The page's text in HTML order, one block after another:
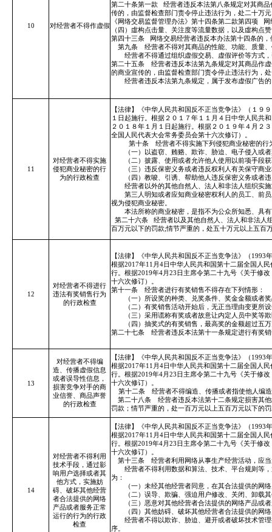
10 对经营者不得作虚假
第二十条第一款
经营者违反本法第八条规定对其商品
传的，由监督检查部门责令停止违法行为，处二十万
《网络交易监督管理办法》第十四条第二款第四项
网
（四） 虛构点击量、关注度等流量数据，以及 虛构点
第四十三条
网络交易经营者违反本办法第十四条的
第九条 经营者不得对其商品的性能、功能、质量、
经营者不得通过组织虚假交易、虚假评价等方式，
第二十五条 经营者违反本法第九条规定对其商品作
的商业宣传的，由监督检查部门责令停止违法行为，
经营者违反本法第九条规定，属于发布虚假广告的
11
对经营者不得实施
侵犯商业秘密的行
为的行政检查
【法律】《中华人民共和国反不正当竞争法》（１９
１日起施行。根据２０１７年１１月４日中华人民共
２０１８年１月１日起施行。根据２０１９年４月２
全国人民代表大会常务委员会第十六次修订）。
第十条 经营者不得实施下列侵犯商业秘密的行
（一）以盗窃、贿赂、欺诈、胁迫、电子侵入或者
（二）披露、使用或者允许他人使用以前项手段获
（三）违反保密义务或者违反权利人有关保守商业
（四）教唆、引诱、帮助他人违反保密义务或者违
经营者以外的其他自然人、法人和非法人组织实施
第三人明知或者应知商业秘密权利人的员工、前员
视为侵犯商业秘密。
本法所称的商业秘密，是指不为公众所知悉、具有
第二十六条
经营者以及其他自然人、法人和非法人
百万元以下的罚款;情节严重的，处五十万元以上五百
12
对经营者不得进行
违法有奖销售行为
的行政检查
【法律】《中华人民共和国反不正当竞争法》（
根据2017年11月4日中华人民共和国第十二届全国人
行。根据2019年4月23日主席令第二十九号《关于修
十六次修订）。
第十一条 经营者进行有奖销售不得存在下列情形：
（一）所设奖的种类、兑奖条件、奖金金额或者奖
（二）有奖销售活动开始后，无正当理由变更所设
（三）采用谎称有奖或者故意让内定人员中奖等欺
（四）抽奖式的有奖销售，最高奖的金额超过五万
第二十七条 经营者违反本法第十一条规定进行有奖
13
对经营者不得编
造、传播虚假信息
或者误导性信息，
损害竞争对手的商
业信誉、商品声誉
的行政检查
【法律】《中华人民共和国反不正当竞争法》（
根据2017年11月4日中华人民共和国第十二届全国人
行。根据2019年4月23日主席令第二十九号《关于修
十六次修订）。
第十二条 经营者不得编造、传播或者指使他人编
第二十八条 经营者违反本法第十二条规定损害其他
罚款；情节严重的，处一百万元以上五百万元以下的
14
对经营者不得利用
技术手段，通过影
响用户选择或者其
他方式，实施妨
碍、破坏其他经营
者合法提供的网络
产品或者服务正常
运行的行为的行政
检查
【法律】《中华人民共和国反不正当竞争法》（
根据2017年11月4日中华人民共和国第十二届全国人
行。根据2019年4月23日主席令第二十九号《关于修
十六次修订）。
第十三条 经营者利用网络从事生产经营活动，应当
经营者不得利用数据和算法、技术、平台规则等，
为：
（一）未经其他经营者同意，在其合法提供的网络
（二）误导、欺骗、强迫用户修改、关闭、卸载其
（三）恶意对其他经营者合法提供的网络产品或者
（四）其他妨碍、破坏其他经营者合法提供的网络
经营者不得以欺诈、胁迫、避开或者破坏技术管理
序。